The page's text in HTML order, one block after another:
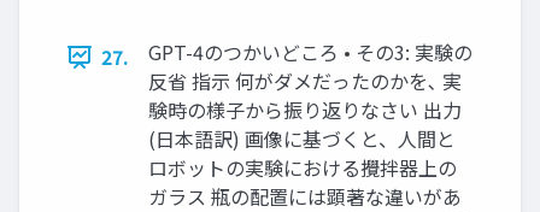
27.
GPT-4のつかいどころ • その3: 実験の
反省 指示 何がダメだったのかを､ 実
験時の様子から振り返りなさい 出力
(日本語訳) 画像に基づくと、人間と
ロボットの実験における攪拌器上の
ガラス 瓶の配置には顕著な違いがあ